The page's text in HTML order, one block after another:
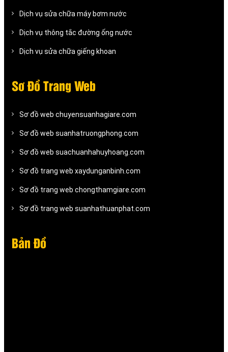
Dịch vụ sửa chữa máy bơm nước
Dịch vụ thông tắc đường ống nước
Dịch vụ sửa chữa giếng khoan
Sơ Đồ Trang Web
Sơ đồ web chuyensuanhagiare.com
Sơ đồ web suanhatruongphong.com
Sơ đồ web suachuanhahuyhoang.com
Sơ đồ trang web xaydunganbinh.com
Sơ đồ trang web chongthamgiare.com
Sơ đồ trang web suanhathuanphat.com
Bản Đồ